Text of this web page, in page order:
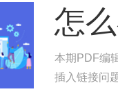
怎
本期PDF编
插入链接问